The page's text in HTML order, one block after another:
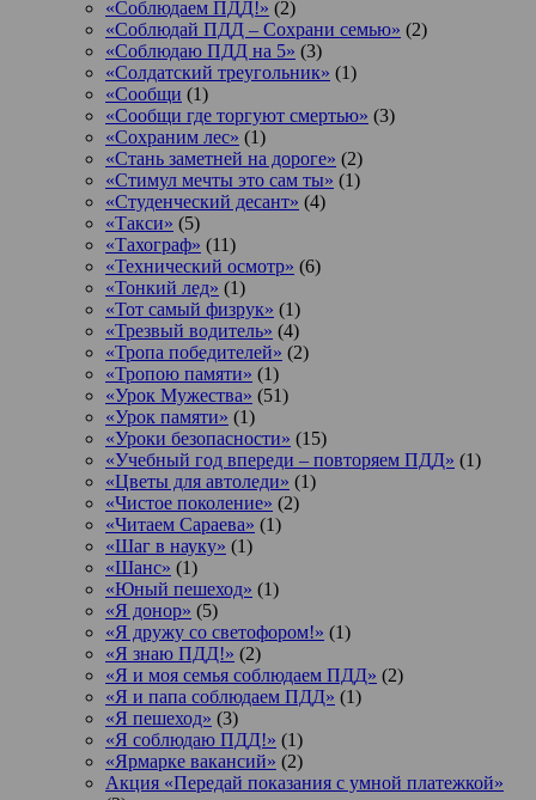
«Соблюдаем ПДД!» (2)
«Соблюдай ПДД – Сохрани семью» (2)
«Соблюдаю ПДД на 5» (3)
«Солдатский треугольник» (1)
«Сообщи (1)
«Сообщи где торгуют смертью» (3)
«Сохраним лес» (1)
«Стань заметней на дороге» (2)
«Стимул мечты это сам ты» (1)
«Студенческий десант» (4)
«Такси» (5)
«Тахограф» (11)
«Технический осмотр» (6)
«Тонкий лед» (1)
«Тот самый физрук» (1)
«Трезвый водитель» (4)
«Тропа победителей» (2)
«Тропою памяти» (1)
«Урок Мужества» (51)
«Урок памяти» (1)
«Уроки безопасности» (15)
«Учебный год впереди – повторяем ПДД» (1)
«Цветы для автоледи» (1)
«Чистое поколение» (2)
«Читаем Сараева» (1)
«Шаг в науку» (1)
«Шанс» (1)
«Юный пешеход» (1)
«Я донор» (5)
«Я дружу со светофором!» (1)
«Я знаю ПДД!» (2)
«Я и моя семья соблюдаем ПДД» (2)
«Я и папа соблюдаем ПДД» (1)
«Я пешеход» (3)
«Я соблюдаю ПДД!» (1)
«Ярмарке вакансий» (2)
Акция «Передай показания с умной платежкой»